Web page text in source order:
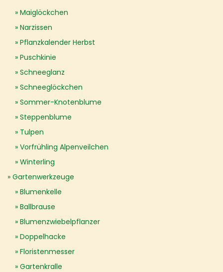
Maiglöckchen
Narzissen
Pflanzkalender Herbst
Puschkinie
Schneeglanz
Schneeglöckchen
Sommer-Knotenblume
Steppenblume
Tulpen
Vorfrühling Alpenveilchen
Winterling
Gartenwerkzeuge
Blumenkelle
Ballbrause
Blumenzwiebelpflanzer
Doppelhacke
Floristenmesser
Gartenkralle